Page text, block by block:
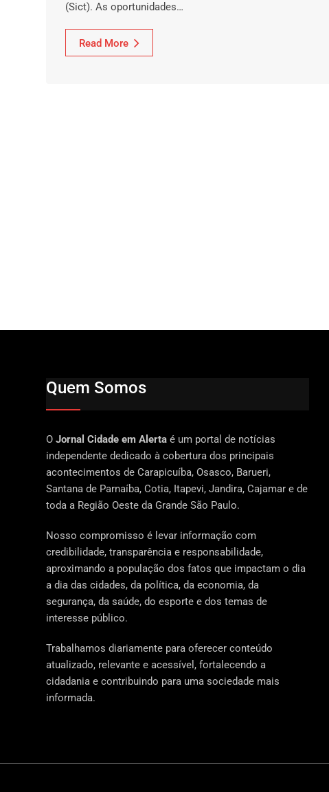
(Sict). As oportunidades…
Read More
Quem Somos
O Jornal Cidade em Alerta é um portal de notícias
independente dedicado à cobertura dos principais
acontecimentos de Carapicuíba, Osasco, Barueri,
Santana de Parnaíba, Cotia, Itapevi, Jandira, Cajamar e de
toda a Região Oeste da Grande São Paulo.
Nosso compromisso é levar informação com
credibilidade, transparência e responsabilidade,
aproximando a população dos fatos que impactam o dia
a dia das cidades, da política, da economia, da
segurança, da saúde, do esporte e dos temas de
interesse público.
Trabalhamos diariamente para oferecer conteúdo
atualizado, relevante e acessível, fortalecendo a
cidadania e contribuindo para uma sociedade mais
informada.